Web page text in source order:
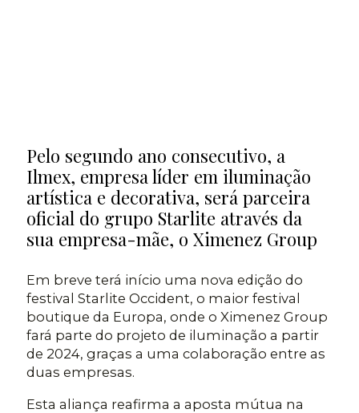
Pelo segundo ano consecutivo, a
Ilmex, empresa líder em iluminação
artística e decorativa, será parceira
oficial do grupo Starlite através da
sua empresa-mãe, o Ximenez Group
Em breve terá início uma nova edição do
festival Starlite Occident, o maior festival
boutique da Europa, onde o Ximenez Group
fará parte do projeto de iluminação a partir
de 2024, graças a uma colaboração entre as
duas empresas.
Esta aliança reafirma a aposta mútua na